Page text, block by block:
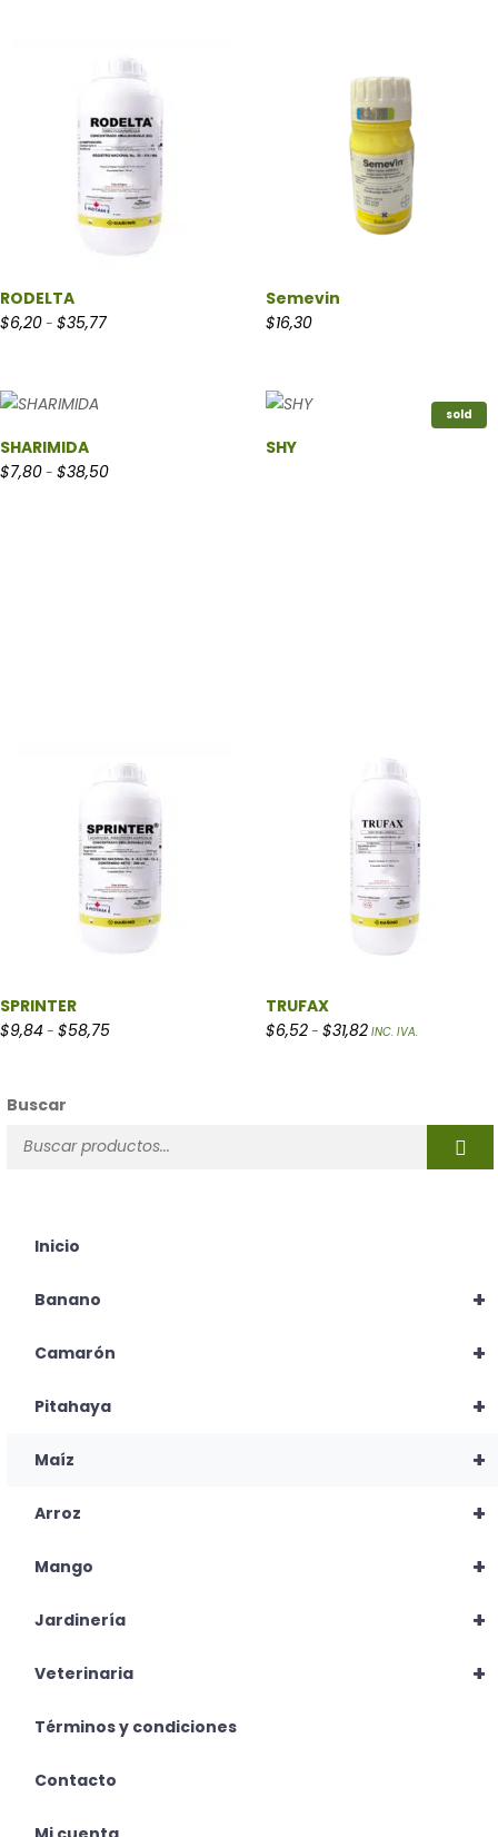
RODELTA
$6,20- $35,77Rango de precios: desde $6,20 hasta $35,77
Semevin
$16,30
SHARIMIDA
$7,80- $38,50Rango de precios: desde $7,80 hasta $38,50
sold
SHY
SPRINTER
$9,84- $58,75Rango de precios: desde $9,84 hasta $58,75
TRUFAX
$6,52- $31,82Rango de precios:
INC. IVA.
Buscar
Inicio
+
Banano
+
Camarón
+
Pitahaya
+
Maíz
+
Arroz
+
Mango
+
Jardinería
+
Veterinaria
Términos y condiciones
Contacto